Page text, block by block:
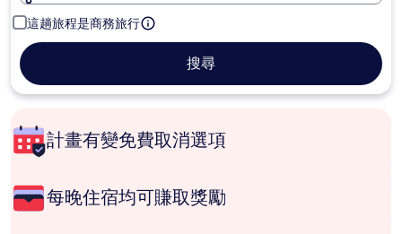
這趟旅程是商務旅行
搜尋
計畫有變免費取消選項
每晚住宿均可賺取獎勵